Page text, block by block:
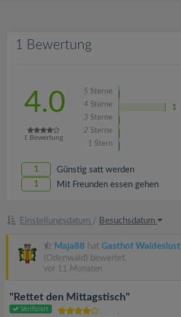
1 Bewertung
4.0
1 Bewertung
5 Sterne
4 Sterne
1
3 Sterne
2 Sterne
1 Stern
1 Günstig satt werden
1 Mit Freunden essen gehen
Einstellungsdatum / Besuchsdatum
Maja88 hat Gasthof Waldeslust
(Odenwald) bewertet.
vor 11 Monaten
"Rettet den Mittagstisch"
Verifiziert